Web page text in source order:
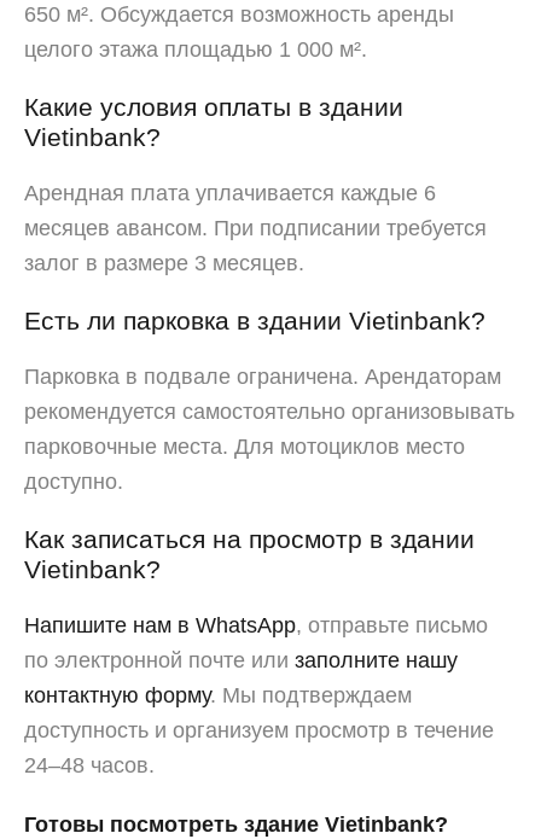
650 м². Обсуждается возможность аренды
целого этажа площадью 1 000 м².
Какие условия оплаты в здании
Vietinbank?
Арендная плата уплачивается каждые 6
месяцев авансом. При подписании требуется
залог в размере 3 месяцев.
Есть ли парковка в здании Vietinbank?
Парковка в подвале ограничена. Арендаторам
рекомендуется самостоятельно организовывать
парковочные места. Для мотоциклов место
доступно.
Как записаться на просмотр в здании
Vietinbank?
Напишите нам в WhatsApp, отправьте письмо
по электронной почте или заполните нашу
контактную форму. Мы подтверждаем
доступность и организуем просмотр в течение
24–48 часов.
Готовы посмотреть здание Vietinbank?